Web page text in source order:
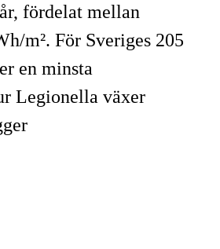
fördelat mellan
m². För Sveriges 205
en minsta
Legionella växer